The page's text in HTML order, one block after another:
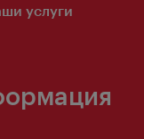
услуги